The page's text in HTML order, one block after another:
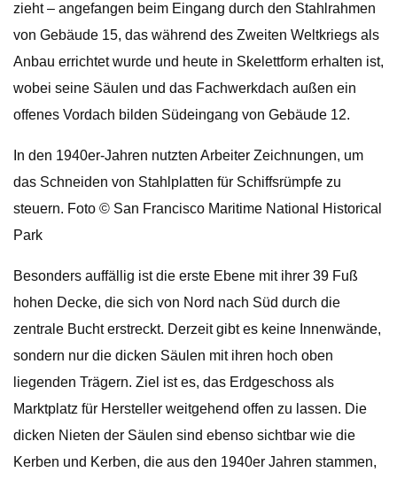
zieht – angefangen beim Eingang durch den Stahlrahmen
von Gebäude 15, das während des Zweiten Weltkriegs als
Anbau errichtet wurde und heute in Skelettform erhalten ist,
wobei seine Säulen und das Fachwerkdach außen ein
offenes Vordach bilden Südeingang von Gebäude 12.
In den 1940er-Jahren nutzten Arbeiter Zeichnungen, um
das Schneiden von Stahlplatten für Schiffsrümpfe zu
steuern. Foto © San Francisco Maritime National Historical
Park
Besonders auffällig ist die erste Ebene mit ihrer 39 Fuß
hohen Decke, die sich von Nord nach Süd durch die
zentrale Bucht erstreckt. Derzeit gibt es keine Innenwände,
sondern nur die dicken Säulen mit ihren hoch oben
liegenden Trägern. Ziel ist es, das Erdgeschoss als
Marktplatz für Hersteller weitgehend offen zu lassen. Die
dicken Nieten der Säulen sind ebenso sichtbar wie die
Kerben und Kerben, die aus den 1940er Jahren stammen,